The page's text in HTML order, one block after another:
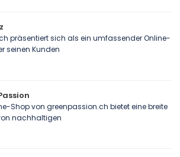
präsentiert sich als ein umfassender Online-
seinen Kunden
Shop von greenpassion.ch bietet eine breite
nachhaltigen